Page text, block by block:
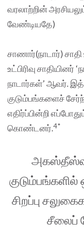
வரலாற்றின்
வேண்டியதே)
சாணார்(நாடார்) சாதி
உட்பிரிவு
நாடார்கள்’ ஆவர்.
குடும்பங்களைச்
எதிர்ப்பின்றி
கொண்டனர்.4*
சிறப்பு
சீலைப்